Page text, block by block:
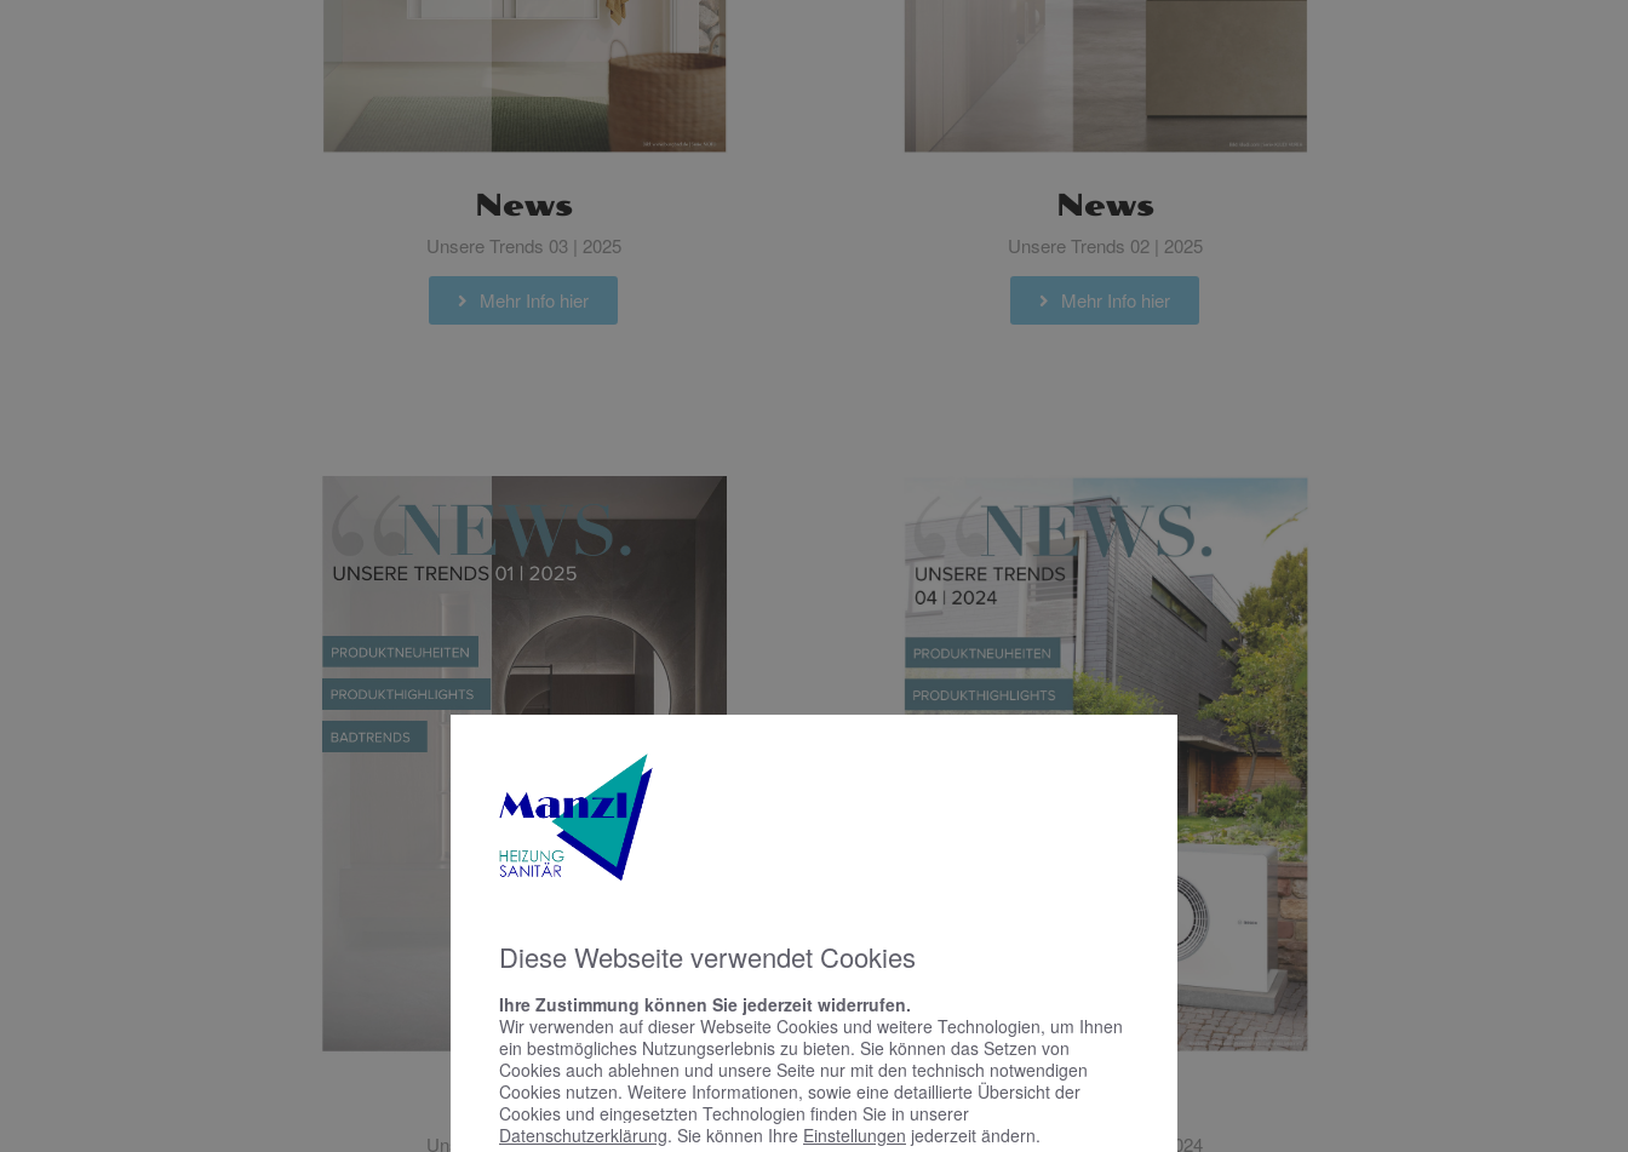
News
Unsere Trends 03 | 2025
Mehr Info hier
News
Unsere Trends 02 | 2025
Mehr Info hier
News
Unsere Trends 01 | 2025
News
Unsere Trends 04 | 2024
Diese Webseite verwendet Cookies
Ihre Zustimmung können Sie jederzeit widerrufen.
Wir verwenden auf dieser Webseite Cookies und weitere Technologien, um Ihnen
ein bestmögliches Nutzungserlebnis zu bieten. Sie können das Setzen von
Cookies auch ablehnen und unsere Seite nur mit den technisch notwendigen
Cookies nutzen. Weitere Informationen, sowie eine detaillierte Übersicht der
Cookies und eingesetzten Technologien finden Sie in unserer
Datenschutzerklärung. Sie können Ihre Einstellungen jederzeit ändern.